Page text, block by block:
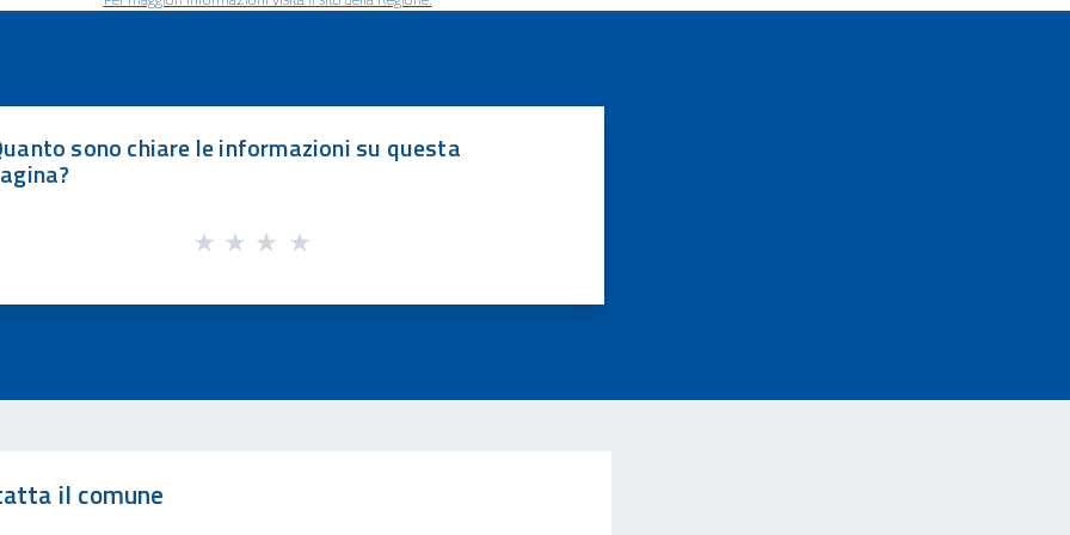
sono chiare le informazioni su questa
il comune